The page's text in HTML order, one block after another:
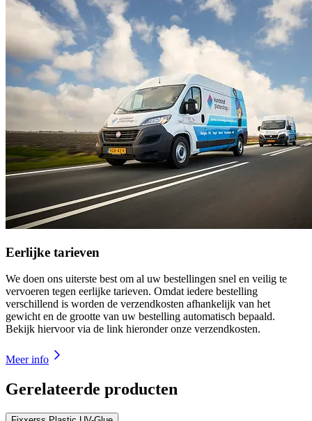
Eerlijke tarieven
We doen ons uiterste best om al uw bestellingen snel en veilig te
vervoeren tegen eerlijke tarieven. Omdat iedere bestelling
verschillend is worden de verzendkosten afhankelijk van het
gewicht en de grootte van uw bestelling automatisch bepaald.
Bekijk hiervoor via de link hieronder onze verzendkosten.
Meer info
Gerelateerde producten